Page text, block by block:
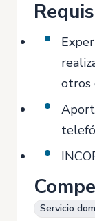
otros
Servicio